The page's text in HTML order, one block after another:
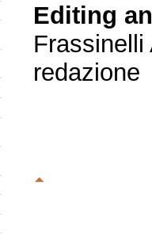
Editing
Frassinelli
redazione